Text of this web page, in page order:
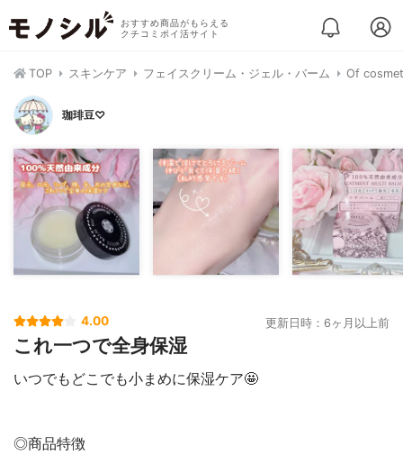
おすすめ商品がもらえる
クチコミポイ活サイト
TOP スキンケア フェイスクリーム・ジェル・バーム Of
珈琲豆♡
4.00 更新日時：6ヶ月以上前
これ一つで全身保湿
いつでもどこでも小まめに保湿ケア🤩
◎商品特徴